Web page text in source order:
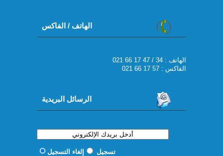
الهاتف / الفاكس
021 66 17 47 / 34 : الهاتف
الفاكس : 57 17 66 021
الرسائل البريدية
تسجيل إلغاء التسجيل